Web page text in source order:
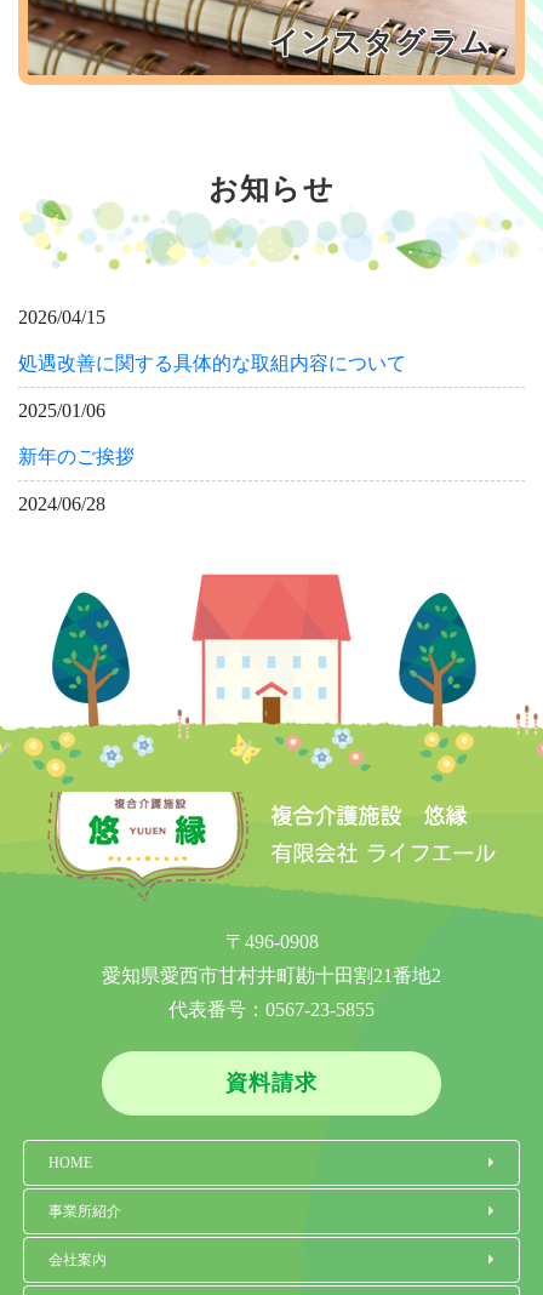
インスタグラム
お知らせ
2026/04/15
処遇改善に関する具体的な取組内容について
2025/01/06
新年のご挨拶
2024/06/28
2024/06/28
グループホームのご案内①
2024/04/01
特定処遇改善加算算定に係る「見える化要件」について
〒496-0908
愛知県愛西市甘村井町勘十田割21番地2
代表番号： 0567-23-5855
資料請求
HOME
事業所紹介
会社案内